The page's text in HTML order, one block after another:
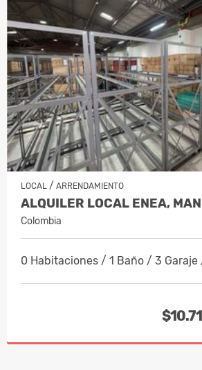
LOCAL / ARRENDAMIENTO
Colombia
0 Habitaciones / 1 Baño / 3